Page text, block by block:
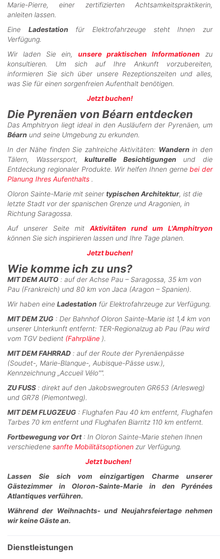
Marie-Pierre, einer zertifizierten Achtsamkeitspraktikerin,
anleiten lassen.
Eine Ladestation für Elektrofahrzeuge steht Ihnen zur
Verfügung.
Wir laden Sie ein, unsere praktischen Informationen zu
konsultieren. Um sich auf Ihre Ankunft vorzubereiten,
informieren Sie sich über unsere Rezeptionszeiten und alles,
was Sie für einen sorgenfreien Aufenthalt benötigen.
Jetzt buchen!
Die Pyrenäen von Béarn entdecken
Das Amphitryon liegt ideal in den Ausläufern der Pyrenäen, um
Béarn und seine Umgebung zu erkunden.
In der Nähe finden Sie zahlreiche Aktivitäten: Wandern in den
Tälern, Wassersport,kulturelle Besichtigungen und die
Entdeckung regionaler Produkte. Wir helfen Ihnen gernebei der
Planung Ihres Aufenthalts .
Oloron Sainte-Marie mit seinertypischen Architektur, ist die
letzte Stadt vor der spanischen Grenze und Aragonien, in
Richtung Saragossa.
Auf unserer Seite mit Aktivitäten rund um L'Amphitryon
können Sie sich inspirieren lassen und Ihre Tage planen.
Jetzt buchen!
Wie komme ich zu uns?
MIT DEM AUTO : auf der Achse Pau – Saragossa, 35 km von
Pau (Frankreich) und 80 km von Jaca (Aragon – Spanien).
Wir haben eine Ladestation für Elektrofahrzeuge zur Verfügung.
MIT DEM ZUG : Der Bahnhof Oloron Sainte-Marie ist 1,4 km von
unserer Unterkunft entfernt: TER-Regionalzug ab Pau (Pau wird
vom TGV bedient (Fahrpläne ).
MIT DEM FAHRRAD : auf der Route der Pyrenäenpässe
(Soudet-, Marie-Blanque-, Aubisque-Pässe usw.),
Kennzeichnung „Accueil Vélo"".
ZU FUSS : direkt auf den Jakobswegrouten GR653 (Arlesweg)
und GR78 (Piemontweg).
MIT DEM FLUGZEUG : Flughafen Pau 40 km entfernt, Flughafen
Tarbes 70 km entfernt und Flughafen Biarritz 110 km entfernt.
Fortbewegung vor Ort: In Oloron Sainte-Marie stehen Ihnen
verschiedene sanfte Mobilitätsoptionen zur Verfügung.
Jetzt buchen!
Lassen Sie sich vom einzigartigen Charme unserer
Gästezimmer in Oloron-Sainte-Marie in den Pyrénées
Atlantiques verführen.
Während der Weihnachts- und Neujahrsfeiertage nehmen
wir keine Gäste an.
Dienstleistungen